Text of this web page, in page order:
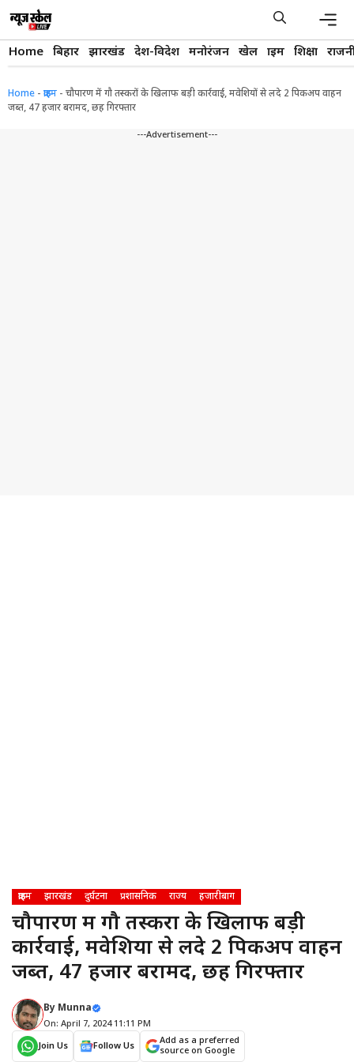
content
Home बिहार झारखंड देश-विदेश मनोरंजन खेल क्राइम शिक्षा
Home - क्राइम - चौपारण में गौ तस्करों के खिलाफ बड़ी कार्रवाई, मवेशियों से लदे 2 पिकअप वाहन
जब्त, 47 हजार बरामद, छह गिरफ्तार
---Advertisement---
क्राइम झारखंड दुर्घटना प्रशासनिक राज्य हजारीबाग
चौपारण में गौ तस्करों के खिलाफ बड़ी
कार्रवाई, मवेशियों से लदे 2 पिकअप वाहन
जब्त, 47 हजार बरामद, छह गिरफ्तार
By Munna
On: April 7, 2024 11:11 PM
Join Us
Follow Us
Add as a preferred
source on Google